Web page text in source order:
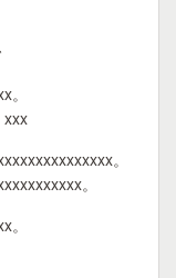
xxx
。
。